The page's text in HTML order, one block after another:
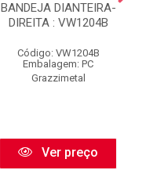
BANDEJA DIANTEIRA-
DIREITA : VW1204B
Código: VW1204B
Embalagem: PC
Grazzimetal
Ver preço